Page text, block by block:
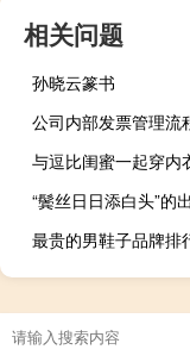
相关问题
孙晓云篆书
公司内部发票管理流
与逗比闺蜜一起穿内
“鬓丝日日添白头”的
最贵的男鞋子品牌排